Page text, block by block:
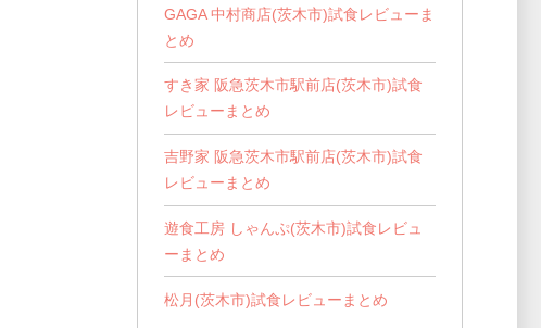
GAGA 中村商店(茨木市)試食レビューま
とめ
すき家 阪急茨木市駅前店(茨木市)試食
レビューまとめ
吉野家 阪急茨木市駅前店(茨木市)試食
レビューまとめ
遊食工房 しゃんぷ(茨木市)試食レビュ
ーまとめ
松月(茨木市)試食レビューまとめ